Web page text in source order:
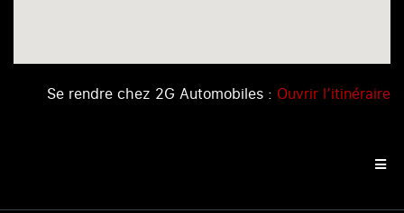
Se rendre chez 2G Automobiles : Ouvrir l’itinéraire